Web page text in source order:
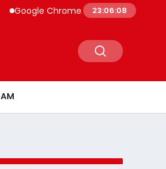
Chrome Yapay Zeka ile
23:06:09